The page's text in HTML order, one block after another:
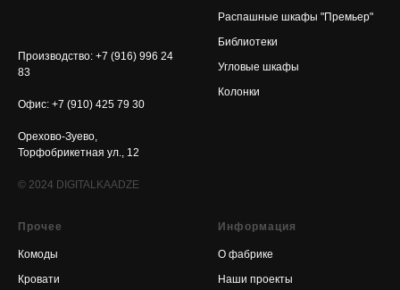
Производство: +7 (916) 996 24
83
Офис: +7 (910) 425 79 30
Орехово-Зуево,
Торфобрикетная ул., 12
© 2024 DIGITALKAADZE
Распашные шкафы "Премьер"
Библиотеки
Угловые шкафы
Колонки
Прочее
Комоды
Кровати
Информация
О фабрике
Наши проекты